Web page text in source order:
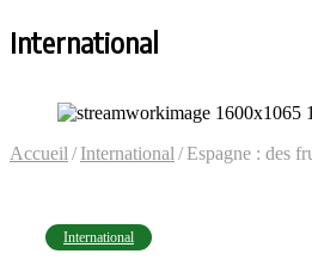
International
Accueil / International /Espagne : des
International